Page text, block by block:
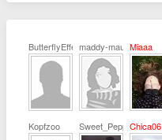
ButterflyEffectmaddy-maus Miaaa
Kopfzoo Sweet_PepperChica06